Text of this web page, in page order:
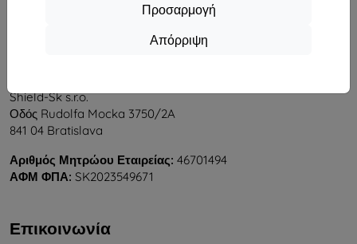
Προσαρμογή
Απόρριψη
Shield-Sk s.r.o.
Οδός Rudolfa Mocka 3750/2A
841 04 Bratislava
Αριθμός Μητρώου Εταιρείας: 46701494
ΑΦΜ ΦΠΑ: SK2023549671
Επικοινωνία